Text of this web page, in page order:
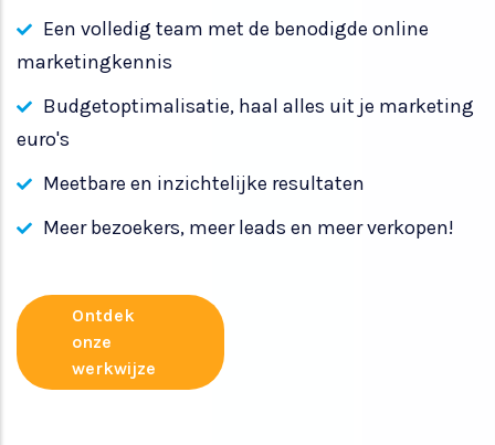
Een volledig team met de benodigde online
marketingkennis
Budgetoptimalisatie, haal alles uit je marketing
euro's
Meetbare en inzichtelijke resultaten
Meer bezoekers, meer leads en meer verkopen!
Ontdek
onze
werkwijze